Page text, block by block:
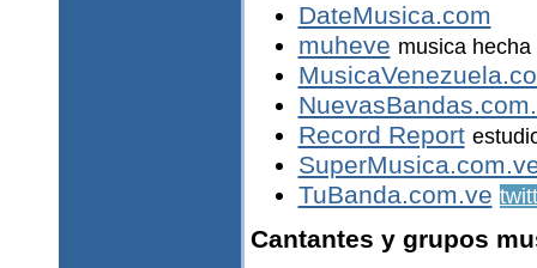
DateMusica.com
muheve musica
Record Report
TuBanda.com.ve
Cantantes y grupos